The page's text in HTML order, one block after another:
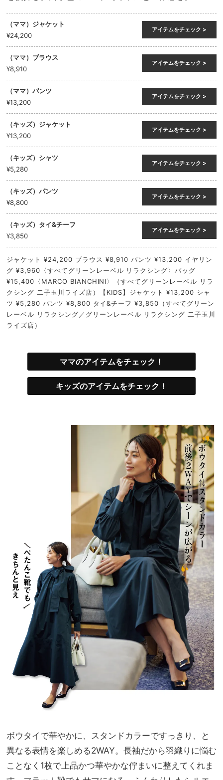
（ママ）ジャケット
¥24,200
アイテムをチェック >
（ママ）ブラウス
¥8,910
アイテムをチェック >
（ママ）パンツ
¥13,200
アイテムをチェック >
（キッズ）ジャケット
¥13,200
アイテムをチェック >
（キッズ）シャツ
¥5,280
アイテムをチェック >
（キッズ）パンツ
¥8,800
アイテムをチェック >
（キッズ）タイ&チーフ
¥3,850
アイテムをチェック >
ジャケット ¥24,200 ブラウス ¥8,910 パンツ ¥13,200 イヤリン
グ ¥3,960〈すべてグリーンレーベル リラクシング〉バッグ
¥15,400〈MARCO BIANCHINI〉（すべてグリーンレーベル リラ
クシング 二子玉川ライズ店）【KIDS】ジャケット ¥13,200 シャ
ツ ¥5,280 パンツ ¥8,800 タイ&チーフ ¥3,850（すべてグリーン
レーベル リラクシング／グリーンレーベル リラクシング 二子玉川
ライズ店）
ママのアイテムをチェック！
キッズのアイテムをチェック！
ボウタイで華やかに、スタンドカラーですっきり、と
異なる表情を楽しめる2WAY。長袖だから羽織りに悩む
ことなく1枚で上品かつ華やかな佇まいに整えてくれま